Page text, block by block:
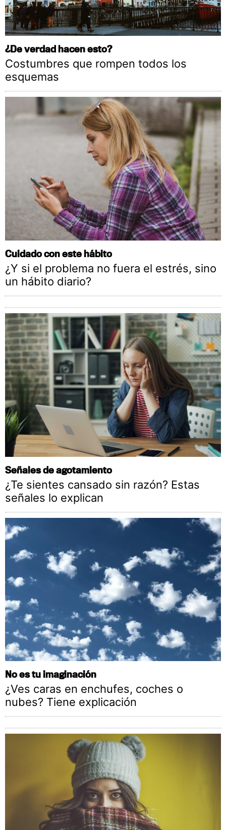
¿De verdad hacen esto?
Costumbres que rompen todos los
esquemas
Cuidado con este hábito
¿Y si el problema no fuera el estrés, sino
un hábito diario?
Señales de agotamiento
¿Te sientes cansado sin razón? Estas
señales lo explican
No es tu imaginación
¿Ves caras en enchufes, coches o
nubes? Tiene explicación